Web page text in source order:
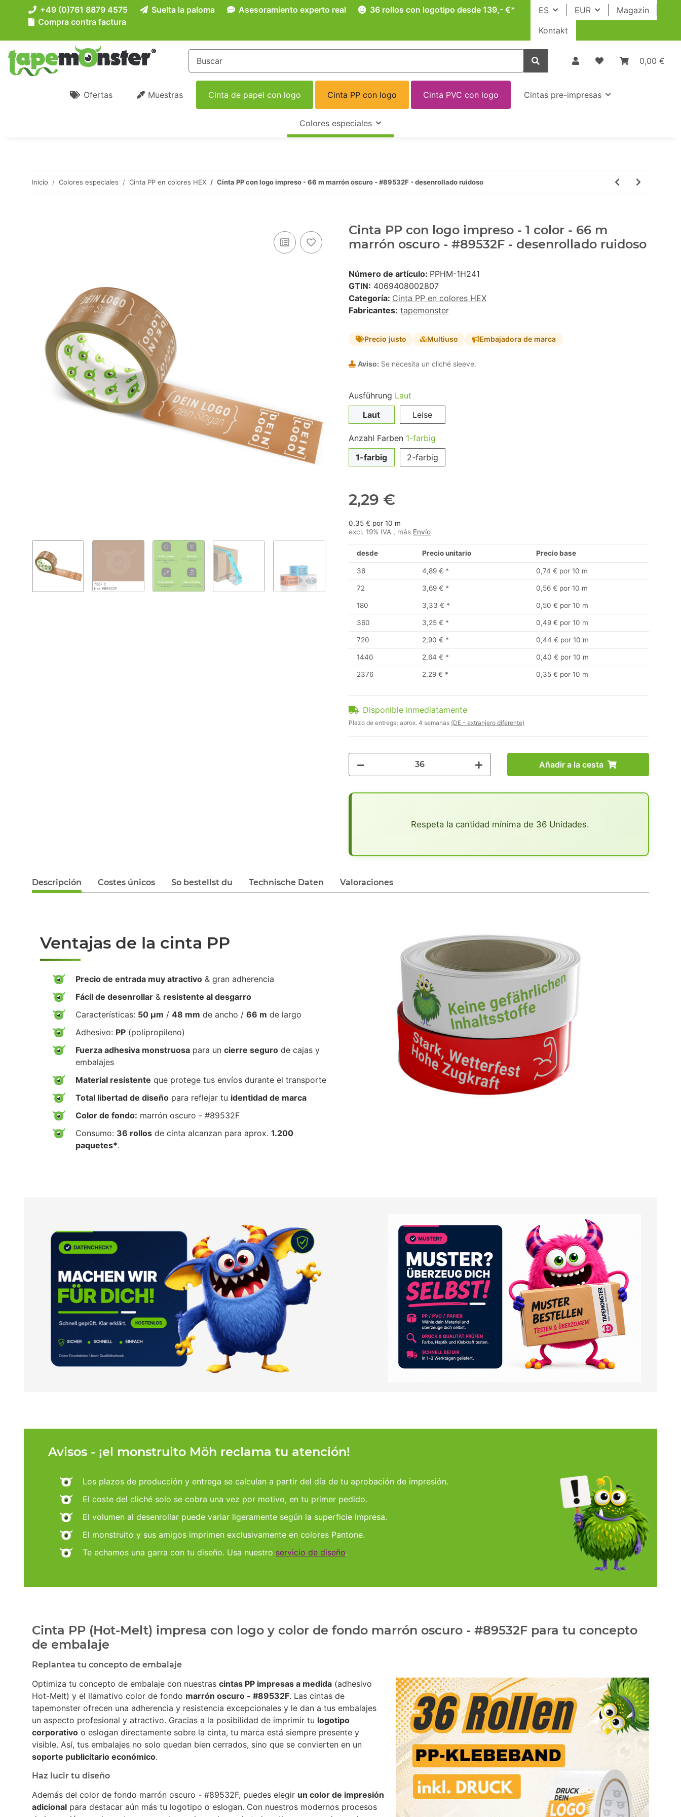
ES EUR
Magazin
Kontakt
+49 (0)761 8879 4575 Suelta la paloma Asesoramiento experto real
36 rollos con logotipo desde 139,- €*
Compra contra factura
0,00 €
Ofertas Muestras Cinta de papel con logo Cinta PP con logo Cinta PVC con logo Cintas pre-impresas
Colores especiales
Inicio Colores especiales Cinta PP en colores HEX Cinta PP con logo impreso - 66 m marrón oscuro - #89532F - desenrollado ruidoso
Cinta PP con logo impreso - 1 color - 66 m
marrón oscuro - #89532F - desenrollado ruidoso
Número de artículo: PPHM-1H241
GTIN: 4069408002807
Categoría: Cinta PP en colores HEX
Fabricantes: tapemonster
Precio justo Multiuso Embajadora de marca
Aviso: Se necesita un cliché sleeve.
Ausführung Laut
Laut
Leise
Anzahl Farben 1-farbig
1-farbig
2-farbig
2,29 €
0,35 € por 10 m
excl. 19% IVA , más Envío
desde Precio unitario Precio base
36 4,89 € * 0,74 € por 10 m
72 3,69 € * 0,56 € por 10 m
180 3,33 € * 0,50 € por 10 m
360 3,25 € * 0,49 € por 10 m
720 2,90 € * 0,44 € por 10 m
1440 2,64 € * 0,40 € por 10 m
2376 2,29 € * 0,35 € por 10 m
Disponible inmediatamente
Plazo de entrega: aprox. 4 semanas (DE - extranjero diferente)
Añadir a la cesta
Respeta la cantidad mínima de 36 Unidades.
Descripción Costes únicos So bestellst du Technische Daten Valoraciones
Ventajas de la cinta PP
Precio de entrada muy atractivo & gran adherencia
Fácil de desenrollar & resistente al desgarro
Características: 50 µm / 48 mm de ancho / 66 m de largo
Adhesivo: PP (polipropileno)
Fuerza adhesiva monstruosa para un cierre seguro de cajas y
embalajes
Material resistente que protege tus envíos durante el transporte
Total libertad de diseño para reflejar tu identidad de marca
Color de fondo: marrón oscuro - #89532F
Consumo: 36 rollos de cinta alcanzan para aprox. 1.200
paquetes*.
Avisos - ¡el monstruito Möh reclama tu atención!
Los plazos de producción y entrega se calculan a partir del día de tu aprobación de impresión.
El coste del cliché solo se cobra una vez por motivo, en tu primer pedido.
El volumen al desenrollar puede variar ligeramente según la superficie impresa.
El monstruito y sus amigos imprimen exclusivamente en colores Pantone.
Te echamos una garra con tu diseño. Usa nuestro servicio de diseño.
Cinta PP (Hot-Melt) impresa con logo y color de fondo marrón oscuro - #89532F para tu concepto
de embalaje
Replantea tu concepto de embalaje
Optimiza tu concepto de embalaje con nuestras cintas PP impresas a medida (adhesivo
Hot-Melt) y el llamativo color de fondo marrón oscuro - #89532F. Las cintas de
tapemonster ofrecen una adherencia y resistencia excepcionales y le dan a tus embalajes
un aspecto profesional y atractivo. Gracias a la posibilidad de imprimir tu logotipo
corporativo o eslogan directamente sobre la cinta, tu marca está siempre presente y
visible. Así, tus embalajes no solo quedan bien cerrados, sino que se convierten en un
soporte publicitario económico.
Haz lucir tu diseño
Además del color de fondo marrón oscuro - #89532F, puedes elegir un color de impresión
adicional para destacar aún más tu logotipo o eslogan. Con nuestros modernos procesos